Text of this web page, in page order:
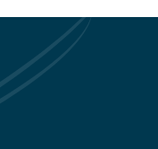
gezielten
in schwierigen
Event dient der
und der
Die
2025, von 14:00